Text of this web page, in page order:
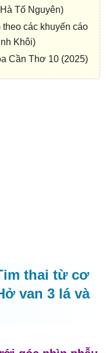
Tố Nguyên)
theo các khuyến cáo
Khôi)
Cần Thơ 10 (2025)
thai từ cơ
van 3 lá và